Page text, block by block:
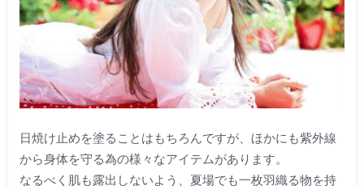
日焼け止めを塗ることはもちろんですが、ほかにも紫外線
から身体を守る為の様々なアイテムがあります。
なるべく肌も露出しないよう、夏場でも一枚羽織る物を持